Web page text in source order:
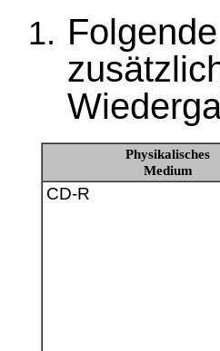
Physikalisches
Medium
CD-R